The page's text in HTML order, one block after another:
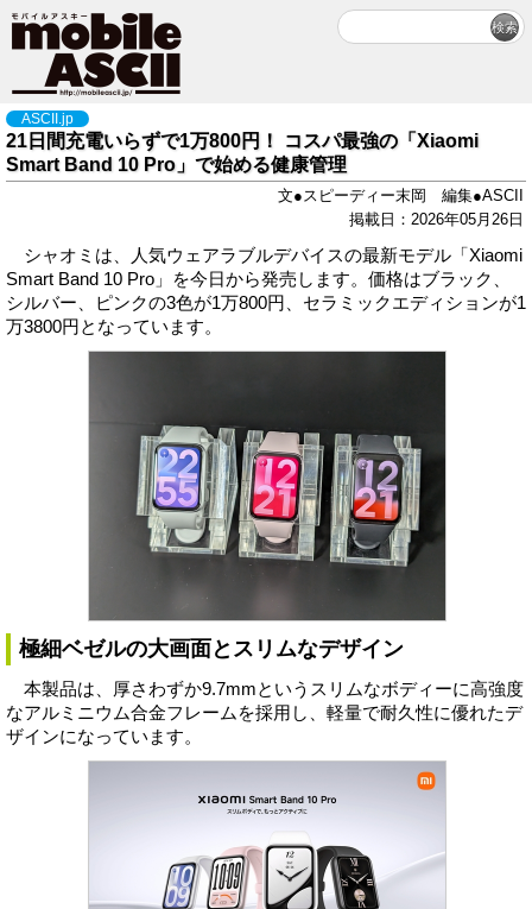
ASCII.jp
21日間充電いらずで1万800円！ コスパ最強の「Xiaomi
Smart Band 10 Pro」で始める健康管理
文●スピーディー末岡 編集●ASCII
掲載日：2026年05月26日
シャオミは、人気ウェアラブルデバイスの最新モデル「Xiaomi
Smart Band 10 Pro」を今日から発売します。価格はブラック、
シルバー、ピンクの3色が1万800円、セラミックエディションが1
万3800円となっています。
極細ベゼルの大画面とスリムなデザイン
本製品は、厚さわずか9.7mmというスリムなボディーに高強度
なアルミニウム合金フレームを採用し、軽量で耐久性に優れたデ
ザインになっています。